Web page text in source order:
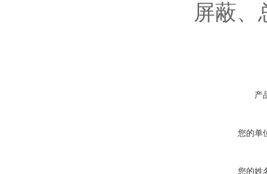
屏蔽、
产
您的单
您的姓